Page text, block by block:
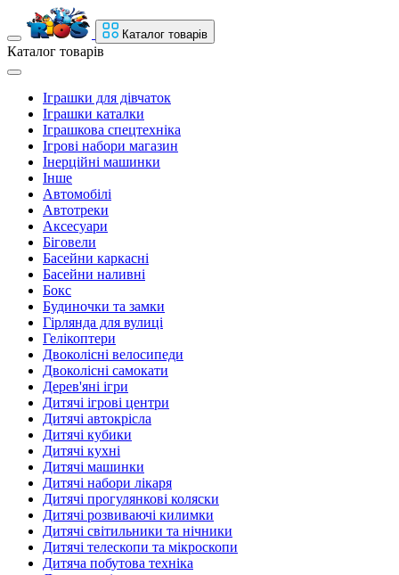
Каталог товарів
Каталог товарів
Іграшки для дівчаток
Іграшки каталки
Іграшкова спецтехніка
Ігрові набори магазин
Інерційні машинки
Інше
Автомобілі
Автотреки
Аксесуари
Біговели
Басейни каркасні
Басейни наливні
Бокс
Будиночки та замки
Гірлянда для вулиці
Гелікоптери
Двоколісні велосипеди
Двоколісні самокати
Дерев'яні ігри
Дитячі ігрові центри
Дитячі автокрісла
Дитячі кубики
Дитячі кухні
Дитячі машинки
Дитячі набори лікаря
Дитячі прогулянкові коляски
Дитячі розвиваючі килимки
Дитячі світильники та нічники
Дитячі телескопи та мікроскопи
Дитяча побутова техніка